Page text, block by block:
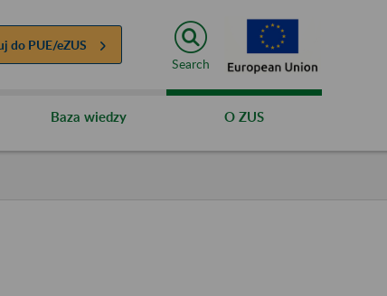
do PUE/eZUS
Search
Baza wiedzy O ZUS